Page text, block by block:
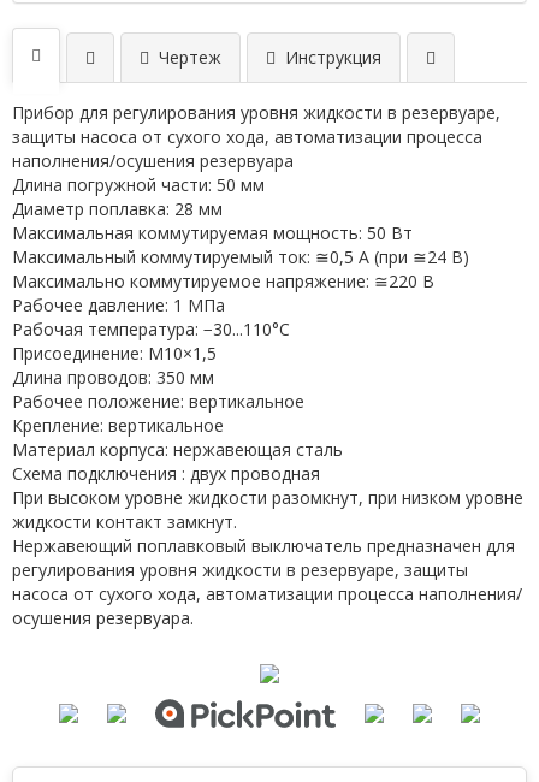
Чертеж Инструкция
Прибор для регулирования уровня жидкости в резервуаре,
защиты насоса от сухого хода, автоматизации процесса
наполнения/осушения резервуара
Длина погружной части: 50 мм
Диаметр поплавка: 28 мм
Максимальная коммутируемая мощность: 50 Вт
Максимальный коммутируемый ток: ≅0,5 А (при ≅24 В)
Максимально коммутируемое напряжение: ≅220 В
Рабочее давление: 1 МПа
Рабочая температура: −30...110°С
Присоединение: М10×1,5
Длина проводов: 350 мм
Рабочее положение: вертикальное
Крепление: вертикальное
Материал корпуса: нержавеющая сталь
Схема подключения : двух проводная
При высоком уровне жидкости разомкнут, при низком уровне
жидкости контакт замкнут.
Нержавеющий поплавковый выключатель предназначен для
регулирования уровня жидкости в резервуаре, защиты
насоса от сухого хода, автоматизации процесса наполнения/
осушения резервуара.